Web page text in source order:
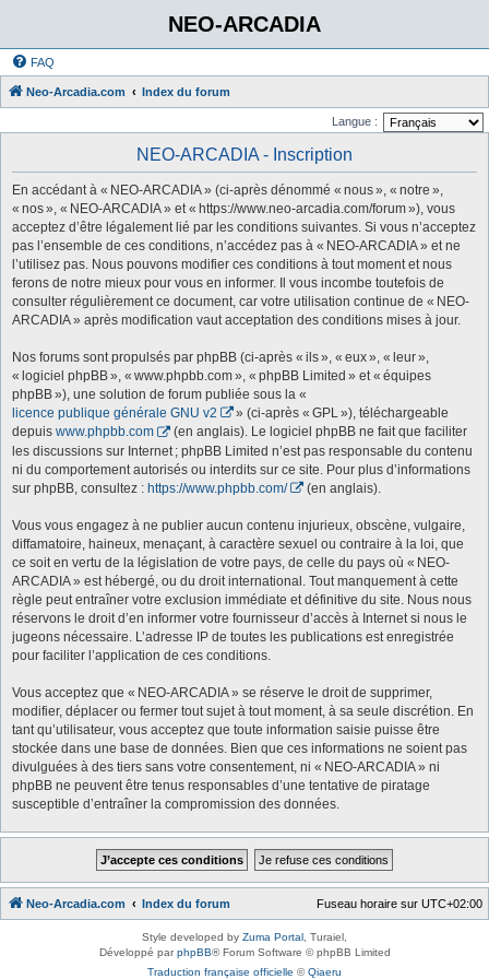
NEO-ARCADIA
FAQ
Neo-Arcadia.com Index du forum
Langue :
NEO-ARCADIA - Inscription
En accédant à « NEO-ARCADIA » (ci-après dénommé « nous », « notre »,
« nos », « NEO-ARCADIA » et « https://www.neo-arcadia.com/forum »), vous
acceptez d’être légalement lié par les conditions suivantes. Si vous n’acceptez
pas l’ensemble de ces conditions, n’accédez pas à « NEO-ARCADIA » et ne
l’utilisez pas. Nous pouvons modifier ces conditions à tout moment et nous
ferons de notre mieux pour vous en informer. Il vous incombe toutefois de
consulter régulièrement ce document, car votre utilisation continue de « NEO-
ARCADIA » après modification vaut acceptation des conditions mises à jour.
Nos forums sont propulsés par phpBB (ci-après « ils », « eux », « leur »,
« logiciel phpBB », « www.phpbb.com », « phpBB Limited » et « équipes
phpBB »), une solution de forum publiée sous la «
licence publique générale GNU v2
» (ci-après « GPL »), téléchargeable
depuis www.phpbb.com
(en anglais). Le logiciel phpBB ne fait que faciliter
les discussions sur Internet ; phpBB Limited n’est pas responsable du contenu
ni du comportement autorisés ou interdits sur ce site. Pour plus d’informations
sur phpBB, consultez : https://www.phpbb.com/ (en anglais).
Vous vous engagez à ne publier aucun contenu injurieux, obscène, vulgaire,
diffamatoire, haineux, menaçant, à caractère sexuel ou contraire à la loi, que
ce soit en vertu de la législation de votre pays, de celle du pays où « NEO-
ARCADIA » est hébergé, ou du droit international. Tout manquement à cette
règle peut entraîner votre exclusion immédiate et définitive du site. Nous nous
réservons le droit d’en informer votre fournisseur d’accès à Internet si nous le
jugeons nécessaire. L’adresse IP de toutes les publications est enregistrée
pour faciliter l’application de ces conditions.
Vous acceptez que « NEO-ARCADIA » se réserve le droit de supprimer,
modifier, déplacer ou fermer tout sujet à tout moment, à sa seule discrétion. En
tant qu’utilisateur, vous acceptez que toute information saisie puisse être
stockée dans une base de données. Bien que ces informations ne soient pas
divulguées à des tiers sans votre consentement, ni « NEO-ARCADIA » ni
phpBB ne peuvent être tenus responsables d’une tentative de piratage
susceptible d’entraîner la compromission des données.
Neo-Arcadia.com Index du forum Fuseau horaire sur UTC+02:00
Style developed by Zuma Portal , Turaiel,
Développé parphpBB® Forum Software © phpBB Limited
Traduction française officielle ©Qiaeru